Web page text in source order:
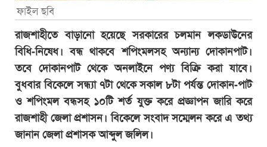
ফাইল ছবি
রাজশাহীতে বাড়ানো হয়েছে সরকারের চলমান লকডাউনের
বিধি-নিষেধ। বন্ধ থাকবে শপিংমলসহ অন্যান্য দোকানপাট।
তবে দোকানপাট থেকে অনলাইনে পণ্য বিক্রি করা যাবে।
বুধবার বিকেলে সন্ধ্যা ৭টা থেকে সকাল ৮টা পর্যন্ত দোকান-পাট
ও শপিংমল বন্ধসহ ১০টি শর্ত যুক্ত করে প্রজ্ঞাপন জারি করে
রাজশাহী জেলা প্রশাসন। বিকেলে সংবাদ সম্মেলন করে এ তথ্য
জানান জেলা প্রশাসক আব্দুল জলিল।